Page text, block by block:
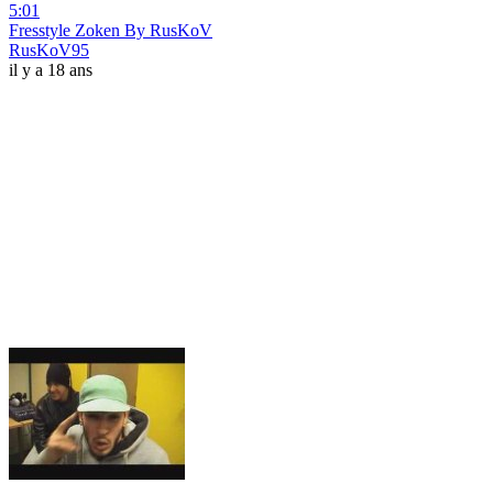
5:01
Fresstyle Zoken By RusKoV
RusKoV95
il y a 18 ans